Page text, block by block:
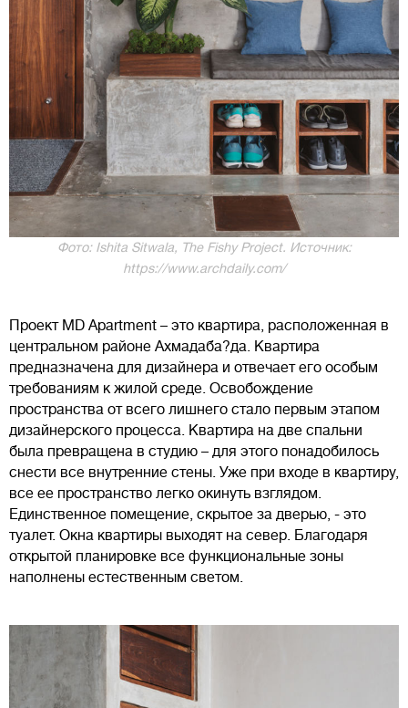
Фото: Ishita Sitwala, The Fishy Project. Источник:
https://www.archdaily.com/
Проект MD Apartment – это квартира, расположенная в
центральном районе Ахмадаба?да. Квартира
предназначена для дизайнера и отвечает его особым
требованиям к жилой среде. Освобождение
пространства от всего лишнего стало первым этапом
дизайнерского процесса. Квартира на две спальни
была превращена в студию – для этого понадобилось
снести все внутренние стены. Уже при входе в квартиру,
все ее пространство легко окинуть взглядом.
Единственное помещение, скрытое за дверью, - это
туалет. Окна квартиры выходят на север. Благодаря
открытой планировке все функциональные зоны
наполнены естественным светом.